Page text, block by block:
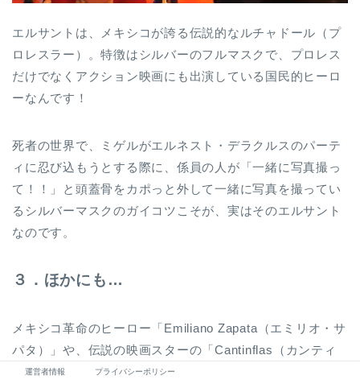
エルサントは、メキシコが誇る伝説的なルチャドール（プ
ロレスラー）。特徴はシルバーのフルマスクで、プロレス
だけでなくアクション映画にも出演している国民的ヒーロ
ーなんです！
死者の世界で、ミゲルがエルネスト・デラクルスのパーテ
ィに忍び込もうとする際に、係員の人が「一緒に写真撮っ
て！！」と頭蓋骨をカポっと外して一緒に写真を撮ってい
るシルバーマスクのガイコツこそが、実はそのエルサント
なのです。
３．ほかにも…
メキシコ革命のヒーロー「Emiliano Zapata（エミリオ・サ
パタ）」や、伝説の映画スターの「Cantinflas（カンティ
ンフラス）」、「Jorge Negrete（ホルヘ・ネグレテ）」
運営者情報 プライバシーポリシー